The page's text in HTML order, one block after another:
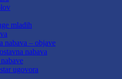
mladih
nabava – objave
nabava
ugovora